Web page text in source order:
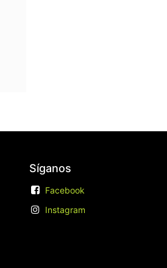
Síganos
Facebook
Instagram